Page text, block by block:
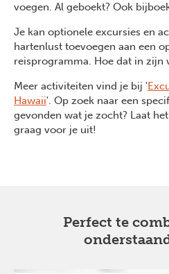
voegen. Al geboekt? Ook
Je kan optionele excursies en
hartenlust toevoegen aan een
reisprogramma. Hoe dat in zijn
Meer activiteiten vind je bij '
Hawaii'. Op zoek naar een
gevonden wat je zocht? Laat
graag voor je uit!
Perfect te